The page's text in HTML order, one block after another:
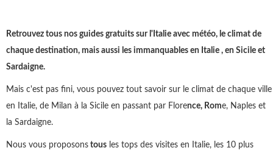
Retrouvez tous nos guides gratuits sur l'Italie avec météo, le climat de
chaque destination, mais aussi les immanquables en Italie , en Sicile et
Sardaigne.
Mais c'est pas fini, vous pouvez tout savoir sur le climat de chaque ville
en Italie, de Milan à la Sicile en passant par Florence, Rome, Naples et
la Sardaigne.
Nous vous proposons tous les tops des visites en Italie, les 10 plus